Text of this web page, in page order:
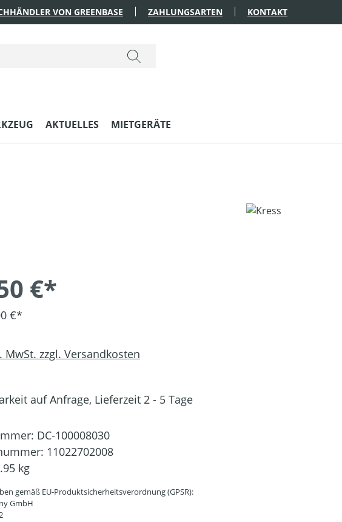
VON GREENBASE ZAHLUNGSARTEN KONTAKT
AKTUELLES MIETGERÄTE
€*
€*
MwSt. zzgl. Versandkosten
auf Anfrage, Lieferzeit 2 - 5 Tage
DC-100008030
11022702008
kg
gemäß EU-Produktsicherheitsverordnung (GPSR):
GmbH